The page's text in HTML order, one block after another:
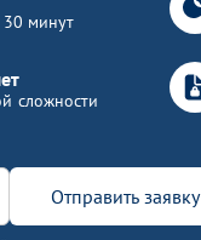
30 минут
сложности
Отправить заявку